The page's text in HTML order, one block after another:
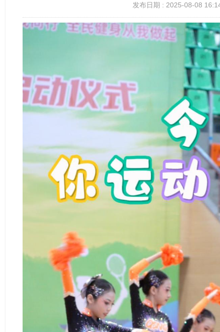
发布日期 : 2025-08-08